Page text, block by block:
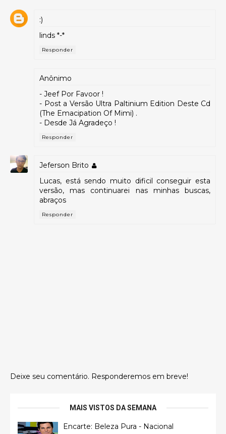
:)
linds *-*
Responder
Anônimo
- Jeef Por Favoor !
- Post a Versão Ultra Paltinium Edition Deste Cd
(The Emacipation Of Mimi) .
- Desde Já Agradeço !
Responder
Jeferson Brito
Lucas, está sendo muito dificil conseguir esta
versão, mas continuarei nas minhas buscas,
abraços
Responder
Deixe seu comentário. Responderemos em breve!
MAIS VISTOS DA SEMANA
Encarte: Beleza Pura - Nacional